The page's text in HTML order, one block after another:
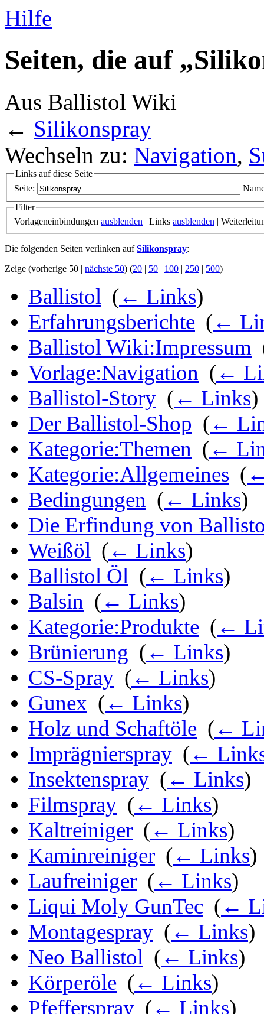
Hilfe
Seiten, die auf
Aus Ballistol Wiki
← Silikonspray
Wechseln zu: Navigation,
Links auf diese Seite
Seite:
Filter
Vorlageneinbindungen ausblenden | Links ausblenden |
Die folgenden Seiten verlinken aufSilikonspray:
Zeige (vorherige 50 | nächste 50) (20 | 50 | 100 | 250 | 500)
Ballistol (← Links)
Erfahrungsberichte (←
Ballistol Wiki:Impressum
Vorlage:Navigation (←
Ballistol-Story (← Links)
Der Ballistol-Shop (←
Kategorie:Themen (←
Kategorie:Allgemeines (
Bedingungen (← Links)
Die Erfindung von
Weißöl (← Links)
Ballistol Öl (← Links)
Balsin (← Links)
Kategorie:Produkte (←
Brünierung (← Links)
CS-Spray (← Links)
Gunex (← Links)
Holz und Schaftöle (←
Imprägnierspray (←
Insektenspray (← Links)
Filmspray (← Links)
Kaltreiniger (← Links)
Kaminreiniger (← Links)
Laufreiniger (← Links)
Liqui Moly GunTec (←
Montagespray (← Links)
Neo Ballistol (← Links)
Körperöle (← Links)
Pfefferspray (← Links)